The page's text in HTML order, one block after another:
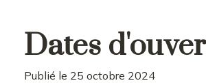
Dates
Publié le 25 octobre 2024